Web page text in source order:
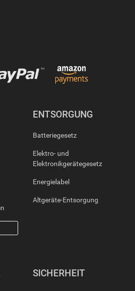
ENTSORGUNG
Batteriegesetz
Elektro- und
Elektronikgerätegesetz
Energielabel
Altgeräte-Entsorgung
SICHERHEIT